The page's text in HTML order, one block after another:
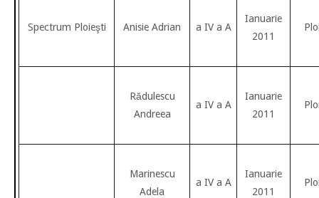
Spectrum Ploieşti Anisie Adrian a IV a A
Ianuarie
2011
Rădulescu
Andreea
a IV a A
Ianuarie
2011
Marinescu
Adela
a IV a A
Ianuarie
2011